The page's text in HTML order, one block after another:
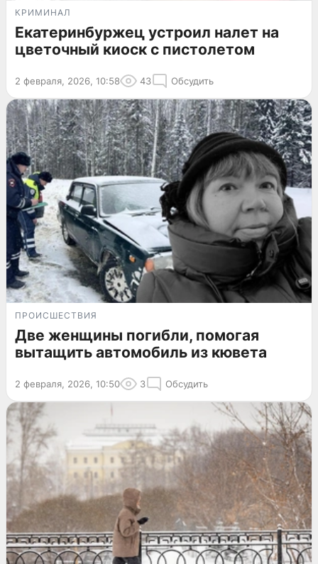
КРИМИНАЛ
Екатеринбуржец устроил налет на
цветочный киоск с пистолетом
2 февраля, 2026, 10:58 43 Обсудить
ПРОИСШЕСТВИЯ
Две женщины погибли, помогая
вытащить автомобиль из кювета
2 февраля, 2026, 10:50 3 Обсудить